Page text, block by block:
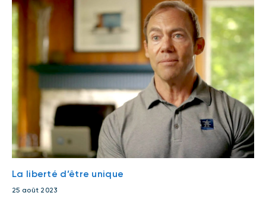
La liberté d’être unique
25 août 2023